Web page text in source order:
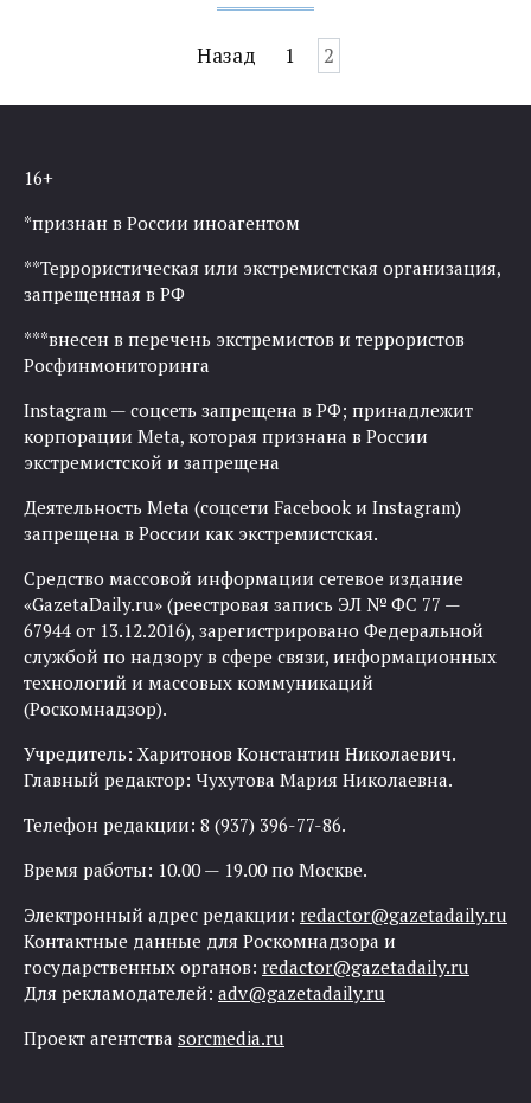
записям
Назад 1 2
16+
*признан в России иноагентом
**Террористическая или экстремистская организация,
запрещенная в РФ
***внесен в перечень экстремистов и террористов
Росфинмониторинга
Instagram — соцсеть запрещена в РФ; принадлежит
корпорации Meta, которая признана в России
экстремистской и запрещена
Деятельность Meta (соцсети Facebook и Instagram)
запрещена в России как экстремистская.
Средство массовой информации сетевое издание
«GazetaDaily.ru» (реестровая запись ЭЛ № ФС 77 —
67944 от 13.12.2016), зарегистрировано Федеральной
службой по надзору в сфере связи, информационных
технологий и массовых коммуникаций
(Роскомнадзор).
Учредитель: Харитонов Константин Николаевич.
Главный редактор: Чухутова Мария Николаевна.
Телефон редакции: 8 (937) 396-77-86.
Время работы: 10.00 — 19.00 по Москве.
Электронный адрес редакции: redactor@gazetadaily.ru
Контактные данные для Роскомнадзора и
государственных органов: redactor@gazetadaily.ru
Для рекламодателей: adv@gazetadaily.ru
Проект агентства sorcmedia.ru